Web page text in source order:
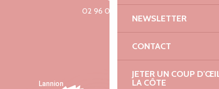
NEWSLETTER
CONTACT
JETER UN COUP
LA CÔTE
02 96 05 60 70
Lannion